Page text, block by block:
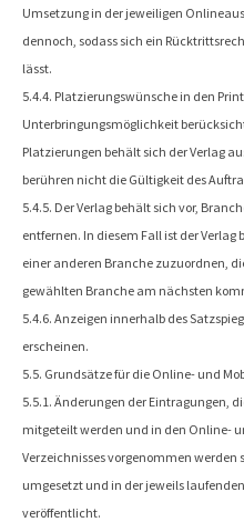
Umsetzung in der jeweiligen
dennoch, sodass sich ein
lässt.
5.4.4. Platzierungswünsche in den
Unterbringungsmöglichkeit
Platzierungen behält sich der Verlag
berühren nicht die Gültigkeit des
5.4.5. Der Verlag behält sich vor,
entfernen. In diesem Fall ist der
einer anderen Branche zuzuordnen,
gewählten Branche am nächsten
5.4.6. Anzeigen innerhalb des
erscheinen.
5.5. Grundsätze für die Online- und
5.5.1. Änderungen der Eintragungen,
mitgeteilt werden und in den Online-
Verzeichnisses vorgenommen werden
umgesetzt und in der jeweils
veröffentlicht.